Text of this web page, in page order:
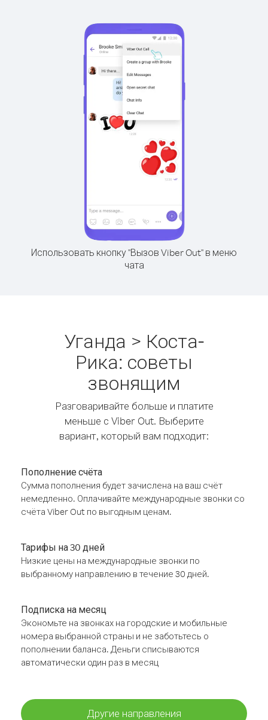
Использовать кнопку "Вызов Viber Out" в меню
чата
Уганда > Коста-
Рика: советы
звонящим
Разговаривайте больше и платите
меньше с Viber Out. Выберите
вариант, который вам подходит:
Пополнение счёта
Сумма пополнения будет зачислена на ваш счёт
немедленно. Оплачивайте международные звонки со
счёта Viber Out по выгодным ценам.
Тарифы на 30 дней
Низкие цены на международные звонки по
выбранному направлению в течение 30 дней.
Подписка на месяц
Экономьте на звонках на городские и мобильные
номера выбранной страны и не заботьтесь о
пополнении баланса. Деньги списываются
автоматически один раз в месяц
Другие направления